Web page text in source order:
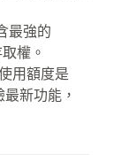
最強的
權。
用額度是
新功能，